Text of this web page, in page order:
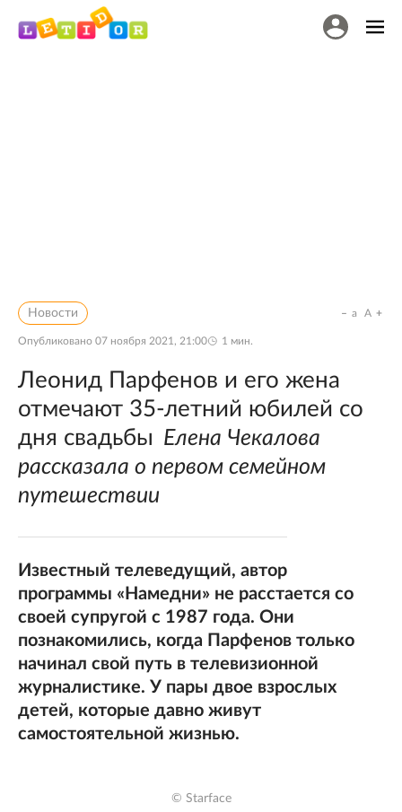
Новости
Опубликовано 07 ноября 2021, 21:00 1 мин.
a A
Леонид Парфенов и его жена
отмечают 35-летний юбилей со
дня свадьбы Елена Чекалова
рассказала о первом семейном
путешествии
Известный телеведущий, автор
программы «Намедни» не расстается со
своей супругой с 1987 года. Они
познакомились, когда Парфенов только
начинал свой путь в телевизионной
журналистике. У пары двое взрослых
детей, которые давно живут
самостоятельной жизнью.
© Starface